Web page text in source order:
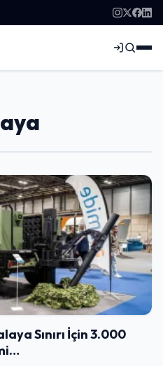
Sınırı İçin 3.000